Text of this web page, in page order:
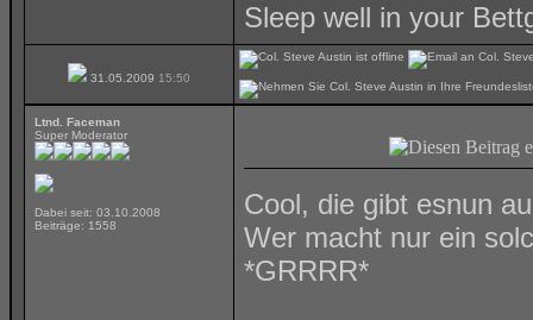
Sleep well in your
31.05.2009 15:50
Ltnd. Faceman
Super Moderator
Dabei seit: 03.10.2008
Beiträge: 1558
Cool, die gibt esnun
Wer macht nur ein
*GRRRR*